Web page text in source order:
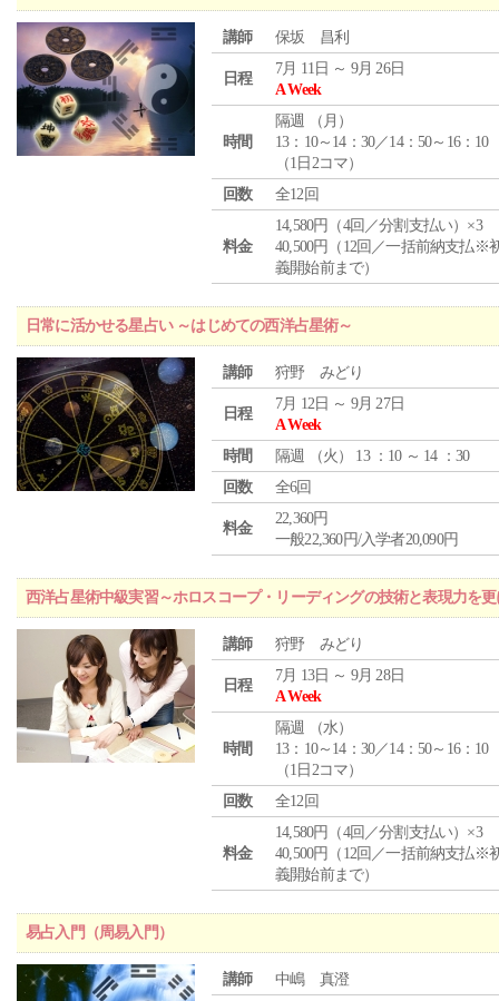
講師 保坂 昌利
日程
7月 11日 ～ 9月 26日
A Week
時間
隔週 （ 月 ）
13：10～14：30／14：50～16：10
（1日2コマ）
回数
全12回
料金
14,580円（4回／分割支払い）×3
40,500円（12回／一括前納支払※
義開始前まで）
日常に活かせる星占い ～はじめての西洋占星術～
講師 狩野 みどり
日程
7月 12日 ～ 9月 27日
A Week
時間
隔週 （火 ） 13 ：10 ～ 14 ：30
回数
全6回
料金
22,360円
一般22,360円/入学者20,090円
西洋占星術中級実習～ホロスコープ・リーディングの技術と表現力を
講師 狩野 みどり
日程
7月 13日 ～ 9月 28日
A Week
時間
隔週 （水）
13：10～14：30／14：50～16：10
（1日2コマ）
回数
全12回
料金
14,580円（4回／分割支払い）×3
40,500円（12回／一括前納支払※
義開始前まで）
易占入門（周易入門）
講師 中嶋 真澄